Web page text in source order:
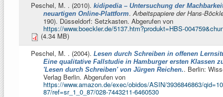
Peschel, M. . (2010). kidipedia – Untersuchung der
neuartigen Online-Plattform.Arbeitspapiere der Hans-
190). Düsseldorf: Setzkasten. Abgerufen von
https://www.boeckler.de/5137.htm?produkt=HBS-
(4.34 MB)
Peschel, M. . (2004). Lesen durch Schreiben in offenen
Eine qualitative Fallstudie in Hamburger ersten Klassen
'Lesen durch Schreiben' von Jürgen Reichen.. Berlin:
Verlag Berlin. Abgerufen von
https://www.amazon.de/exec/obidos/ASIN/3936846863/
87/ref=sr_1_0_87/028-7443211-6460530